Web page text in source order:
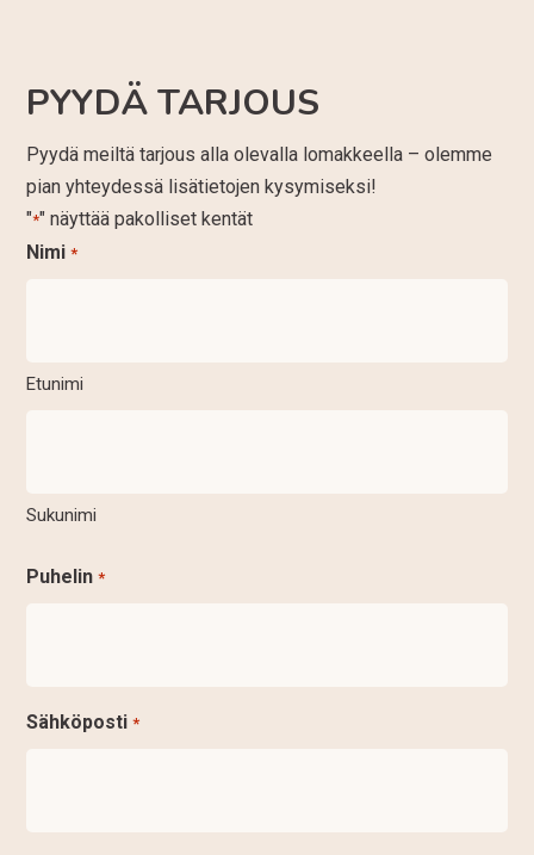
PYYDÄ TARJOUS
Pyydä meiltä tarjous alla olevalla lomakkeella – olemme
pian yhteydessä lisätietojen kysymiseksi!
"*" näyttää pakolliset kentät
Nimi *
Etunimi
Sukunimi
Puhelin *
Sähköposti *